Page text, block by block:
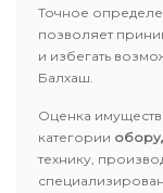
Точное
позволяет
и избегать
Балхаш.
Оценка
категории
технику,